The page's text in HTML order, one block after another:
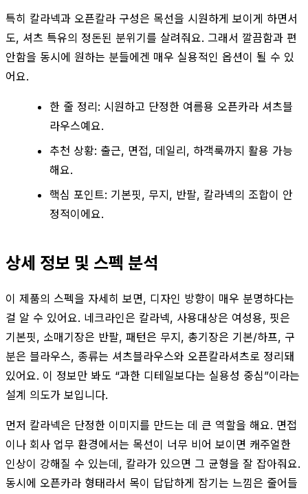
특히 칼라넥과 오픈칼라 구성은 목선을 시원하게 보이게 하면서
도, 셔츠 특유의 정돈된 분위기를 살려줘요. 그래서 깔끔함과 편
안함을 동시에 원하는 분들에겐 매우 실용적인 옵션이 될 수 있
어요.
한 줄 정리: 시원하고 단정한 여름용 오픈카라 셔츠블
라우스예요.
추천 상황: 출근, 면접, 데일리, 하객룩까지 활용 가능
해요.
핵심 포인트: 기본핏, 무지, 반팔, 칼라넥의 조합이 안
정적이에요.
상세 정보 및 스펙 분석
이 제품의 스펙을 자세히 보면, 디자인 방향이 매우 분명하다는
걸 알 수 있어요. 네크라인은 칼라넥, 사용대상은 여성용, 핏은
기본핏, 소매기장은 반팔, 패턴은 무지, 총기장은 기본/하프, 구
분은 블라우스, 종류는 셔츠블라우스와 오픈칼라셔츠로 정리돼
있어요. 이 정보만 봐도 “과한 디테일보다는 실용성 중심”이라는
설계 의도가 보입니다.
먼저 칼라넥은 단정한 이미지를 만드는 데 큰 역할을 해요. 면접
이나 회사 업무 환경에서는 목선이 너무 비어 보이면 캐주얼한
인상이 강해질 수 있는데, 칼라가 있으면 그 균형을 잘 잡아줘요.
동시에 오픈카라 형태라서 목이 답답하게 잠기는 느낌은 줄어들